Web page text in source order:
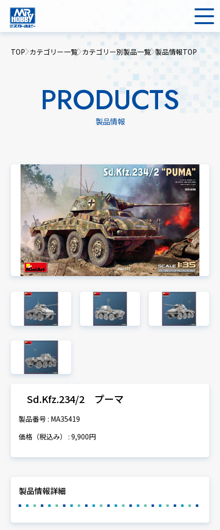
TOP カテゴリー一覧 カテゴリー別製品一覧 製品情報TOP
PRODUCTS
製品情報
Sd.Kfz.234/2 プーマ
製品番号 : MA35419
価格（税込み） : 9,900円
製品情報詳細